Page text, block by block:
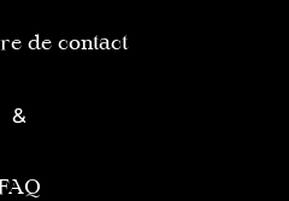
de contact
&
FAQ